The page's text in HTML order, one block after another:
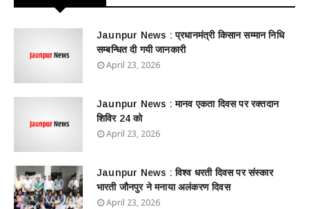
Jaunpur News : ​प्रधानमंत्री किसान सम्मान निधि
सम्बन्धित दी गयी जानकारी
April 23, 2026
Jaunpur News : ​मानव एकता दिवस पर रक्तदान
शिविर 24 को
April 23, 2026
Jaunpur News : विश्व धरती दिवस पर संस्कार
भारती जौनपुर ने मनाया अलंकरण दिवस
April 23, 2026